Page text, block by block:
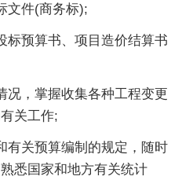
件(商务标);
预算书、项目造价结算书
，掌握收集各种工程变更
关工作;
关预算编制的规定，随时
悉国家和地方有关统计